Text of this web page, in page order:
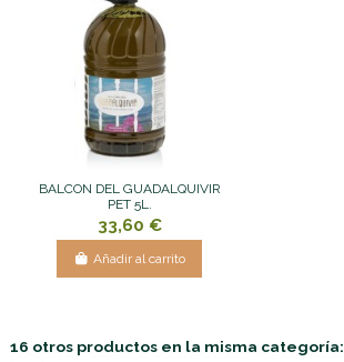
BALCON DEL GUADALQUIVIR
PET 5L.
33,60 €
Añadir al carrito
16 otros productos en la misma categoría: